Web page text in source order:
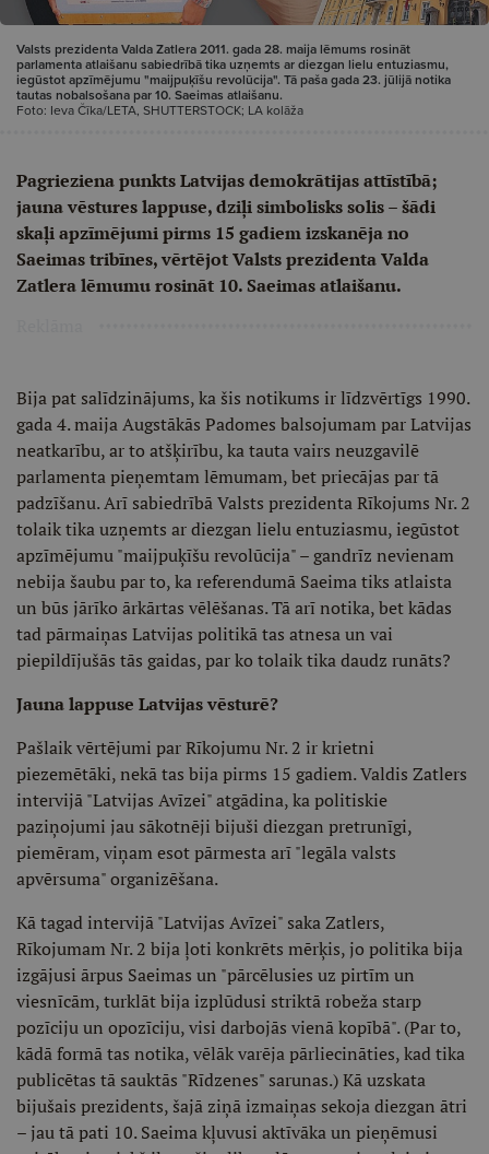
Valsts prezidenta Valda Zatlera 2011. gada 28. maija lēmums rosināt
parlamenta atlaišanu sabiedrībā tika uzņemts ar diezgan lielu entuziasmu,
iegūstot apzīmējumu "maijpuķīšu revolūcija". Tā paša gada 23. jūlijā notika
tautas nobalsošana par 10. Saeimas atlaišanu.
Foto: Ieva Čīka/LETA, SHUTTERSTOCK; LA kolāža
Pagrieziena punkts Latvijas demokrātijas attīstībā;
jauna vēstures lappuse, dziļi simbolisks solis – šādi
skaļi apzīmējumi pirms 15 gadiem izskanēja no
Saeimas tribīnes, vērtējot Valsts prezidenta Valda
Zatlera lēmumu rosināt 10. Saeimas atlaišanu.
Bija pat salīdzinājums, ka šis notikums ir līdzvērtīgs 1990.
gada 4. maija Augstākās Padomes balsojumam par Latvijas
neatkarību, ar to atšķirību, ka tauta vairs neuzgavilē
parlamenta pieņemtam lēmumam, bet priecājas par tā
padzīšanu. Arī sabiedrībā Valsts prezidenta Rīkojums Nr. 2
tolaik tika uzņemts ar diezgan lielu entuziasmu, iegūstot
apzīmējumu "maijpuķīšu revolūcija" – gandrīz nevienam
nebija šaubu par to, ka referendumā Saeima tiks atlaista
un būs jārīko ārkārtas vēlēšanas. Tā arī notika, bet kādas
tad pārmaiņas Latvijas politikā tas atnesa un vai
piepildījušās tās gaidas, par ko tolaik tika daudz runāts?
Jauna lappuse Latvijas vēsturē?
Pašlaik vērtējumi par Rīkojumu Nr. 2 ir krietni
piezemētāki, nekā tas bija pirms 15 gadiem. Valdis Zatlers
intervijā "Latvijas Avīzei" atgādina, ka politiskie
paziņojumi jau sākotnēji bijuši diezgan pretrunīgi,
piemēram, viņam esot pārmesta arī "legāla valsts
apvērsuma" organizēšana.
Kā tagad intervijā "Latvijas Avīzei" saka Zatlers,
Rīkojumam Nr. 2 bija ļoti konkrēts mērķis, jo politika bija
izgājusi ārpus Saeimas un "pārcēlusies uz pirtīm un
viesnīcām, turklāt bija izplūdusi striktā robeža starp
pozīciju un opozīciju, visi darbojās vienā kopībā". (Par to,
kādā formā tas notika, vēlāk varēja pārliecināties, kad tika
publicētas tā sauktās "Rīdzenes" sarunas.) Kā uzskata
bijušais prezidents, šajā ziņā izmaiņas sekoja diezgan ātri
– jau tā pati 10. Saeima kļuvusi aktīvāka un pieņēmusi